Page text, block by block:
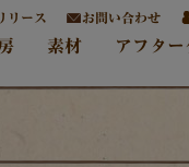
リース お問い合わせ
素材 アフター